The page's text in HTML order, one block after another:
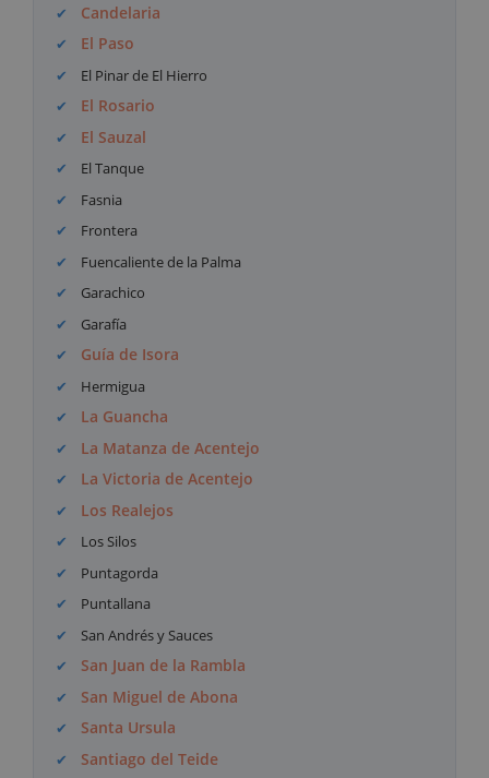
Candelaria
El Paso
El Pinar de El Hierro
El Rosario
El Sauzal
El Tanque
Fasnia
Frontera
Fuencaliente de la Palma
Garachico
Garafía
Guía de Isora
Hermigua
La Guancha
La Matanza de Acentejo
La Victoria de Acentejo
Los Realejos
Los Silos
Puntagorda
Puntallana
San Andrés y Sauces
San Juan de la Rambla
San Miguel de Abona
Santa Ursula
Santiago del Teide